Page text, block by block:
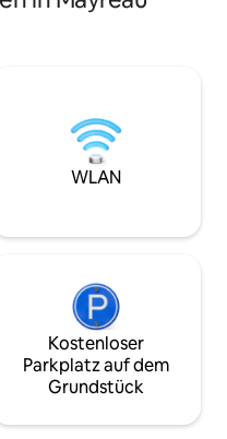
und
zu
dass
Meerblick auf die
oben wohnt,
lokale Mahlzeiten
Lebensmittel
beste Preis-
WLAN
Kostenloser
Parkplatz auf dem
Grundstück